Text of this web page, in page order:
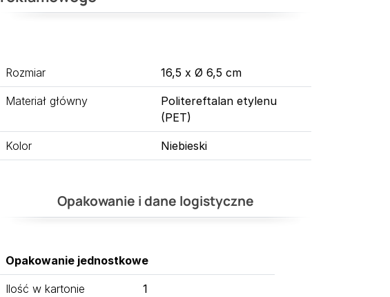
Rozmiar 16,5 x Ø 6,5 cm
Materiał główny
Politereftalan etylenu
(PET)
Kolor Niebieski
Opakowanie i dane logistyczne
Opakowanie jednostkowe
Ilość w kartonie 1